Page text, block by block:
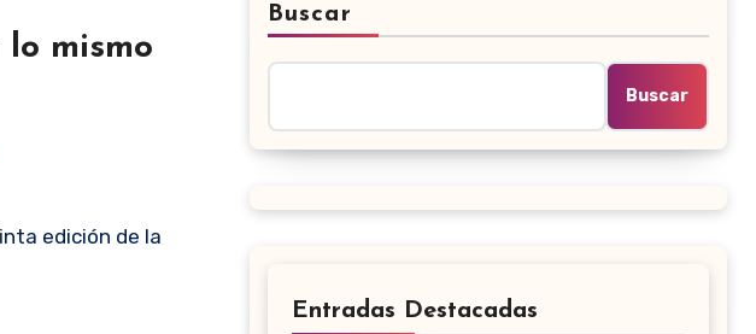
Buscar
Buscar
Entradas Destacadas